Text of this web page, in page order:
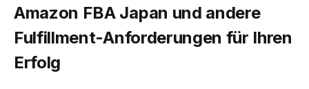
Amazon FBA Japan und andere
Fulfillment-Anforderungen für Ihren
Erfolg